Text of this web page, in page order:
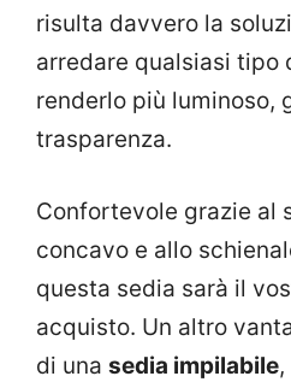
risulta davvero la
arredare qualsiasi tipo
renderlo più luminoso,
trasparenza.
Confortevole grazie al
concavo e allo
questa sedia sarà il
acquisto. Un altro
di una sedia impilabile